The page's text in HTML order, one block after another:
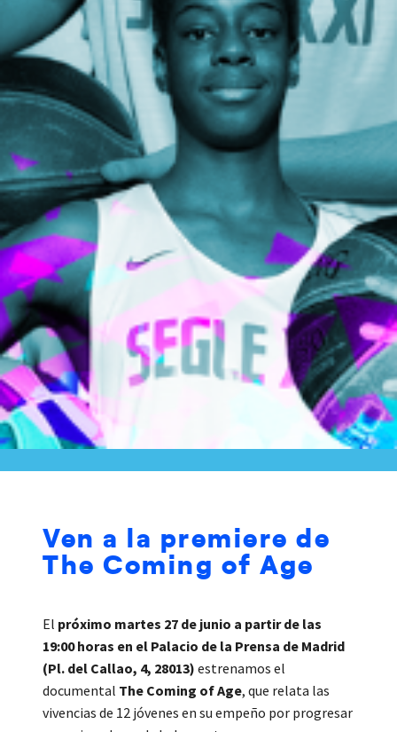
Ven a la premiere de
The Coming of Age
El próximo martes 27 de junio a partir de las
19:00 horas en el Palacio de la Prensa de Madrid
(Pl. del Callao, 4, 28013) estrenamos el
documental The Coming of Age, que relata las
vivencias de 12 jóvenes en su empeño por progresar